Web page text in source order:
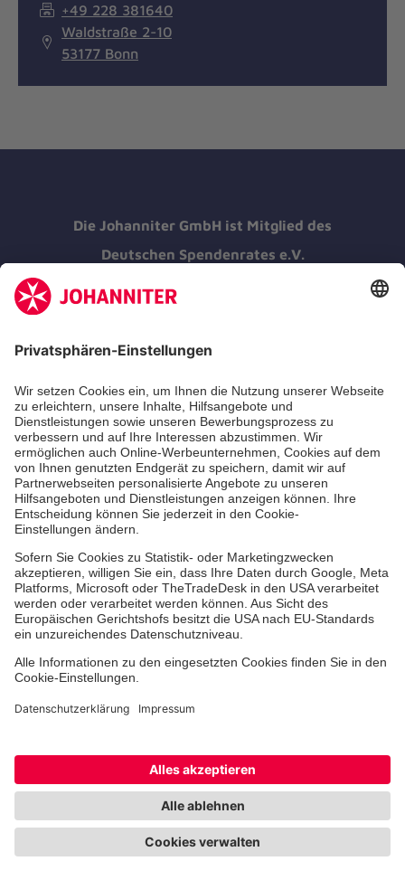
+49 228 381640
Waldstraße 2-10
53177 Bonn
Die Johanniter GmbH ist Mitglied des
Deutschen Spendenrates e.V.
Kununu Top Company 2026
Medizin & Pflege
Therapie
Unsere Ambulanzen
Hinweisgebersystem
Impressum Kontakt Widerruf